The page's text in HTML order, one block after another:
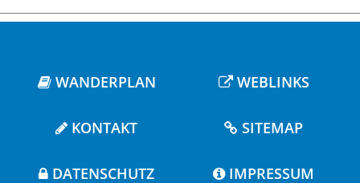
WANDERPLAN WEBLINKS
KONTAKT SITEMAP
DATENSCHUTZ IMPRESSUM